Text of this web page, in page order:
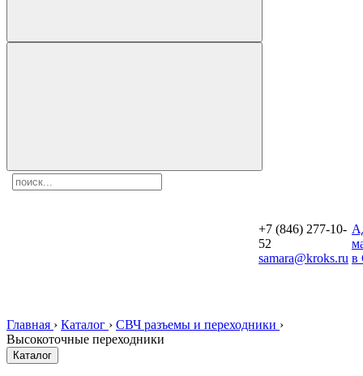
+7 (846) 277-10-
52
samara@kroks.ru в
Главная › Каталог › СВЧ разъемы и переходники ›
Высокоточные переходники
Каталог